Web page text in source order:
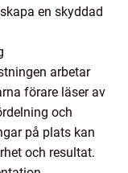
en skyddad
arbetar
förare läser av
och
på plats kan
och resultat.